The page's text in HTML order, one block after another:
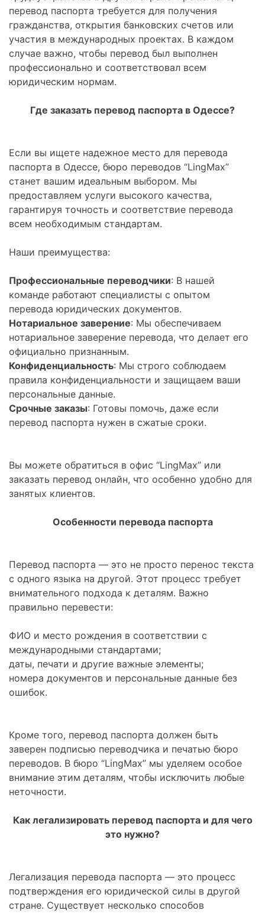
перевод паспорта требуется для получения
гражданства, открытия банковских счетов или
участия в международных проектах. В каждом
случае важно, чтобы перевод был выполнен
профессионально и соответствовал всем
юридическим нормам.
Где заказать перевод паспорта в Одессе?
Если вы ищете надежное место для перевода
паспорта в Одессе, бюро переводов “LingMax”
станет вашим идеальным выбором. Мы
предоставляем услуги высокого качества,
гарантируя точность и соответствие перевода
всем необходимым стандартам.
Наши преимущества:
Профессиональные переводчики: В нашей
команде работают специалисты с опытом
перевода юридических документов.
Нотариальное заверение: Мы обеспечиваем
нотариальное заверение перевода, что делает его
официально признанным.
Конфиденциальность: Мы строго соблюдаем
правила конфиденциальности и защищаем ваши
персональные данные.
Срочные заказы: Готовы помочь, даже если
перевод паспорта нужен в сжатые сроки.
Вы можете обратиться в офис “LingMax” или
заказать перевод онлайн, что особенно удобно для
занятых клиентов.
Особенности перевода паспорта
Перевод паспорта — это не просто перенос текста
с одного языка на другой. Этот процесс требует
внимательного подхода к деталям. Важно
правильно перевести:
ФИО и место рождения в соответствии с
международными стандартами;
даты, печати и другие важные элементы;
номера документов и персональные данные без
ошибок.
Кроме того, перевод паспорта должен быть
заверен подписью переводчика и печатью бюро
переводов. В бюро “LingMax” мы уделяем особое
внимание этим деталям, чтобы исключить любые
неточности.
Как легализировать перевод паспорта и для чего
это нужно?
Легализация перевода паспорта — это процесс
подтверждения его юридической силы в другой
стране. Существует несколько способов